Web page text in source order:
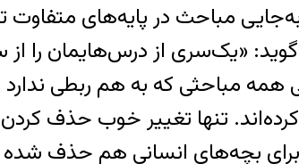
جابه‌جایی مباحث در پایه‌های
«یک‌سری از درس‌هایمان را
همه مباحثی که به هم ربطی
تنها تغییر خوب حذف
بچه‌های انسانی هم حذف شده